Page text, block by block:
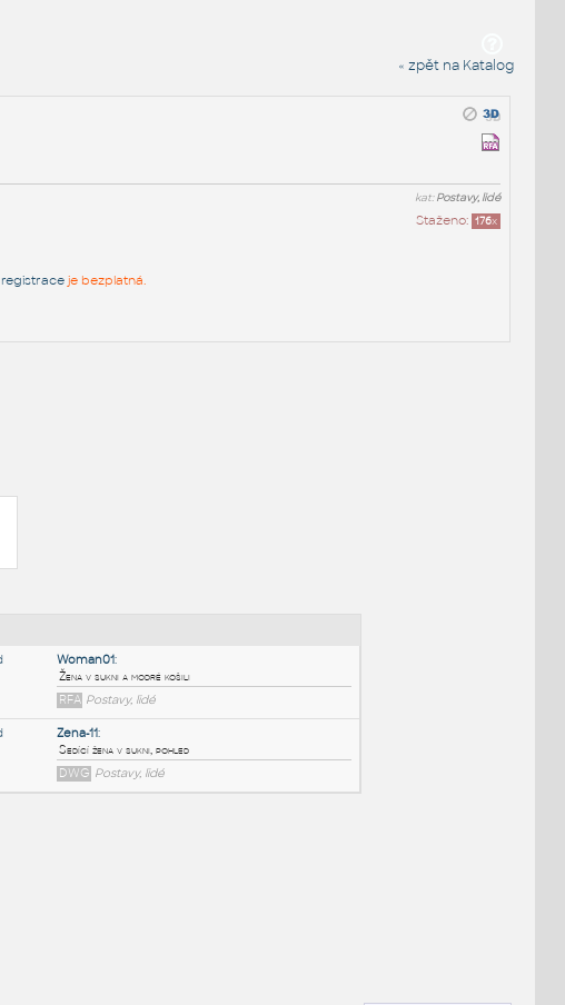
« zpět na Katalog
kat:Postavy, lidé
Staženo: 176x
registraceje bezplatná.